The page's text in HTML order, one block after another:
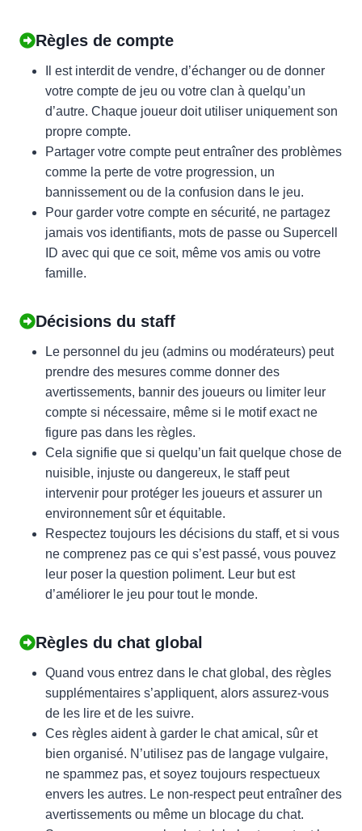
Règles de compte
Il est interdit de vendre, d’échanger ou de donner
votre compte de jeu ou votre clan à quelqu’un
d’autre. Chaque joueur doit utiliser uniquement son
propre compte.
Partager votre compte peut entraîner des problèmes
comme la perte de votre progression, un
bannissement ou de la confusion dans le jeu.
Pour garder votre compte en sécurité, ne partagez
jamais vos identifiants, mots de passe ou Supercell
ID avec qui que ce soit, même vos amis ou votre
famille.
Décisions du staff
Le personnel du jeu (admins ou modérateurs) peut
prendre des mesures comme donner des
avertissements, bannir des joueurs ou limiter leur
compte si nécessaire, même si le motif exact ne
figure pas dans les règles.
Cela signifie que si quelqu’un fait quelque chose de
nuisible, injuste ou dangereux, le staff peut
intervenir pour protéger les joueurs et assurer un
environnement sûr et équitable.
Respectez toujours les décisions du staff, et si vous
ne comprenez pas ce qui s’est passé, vous pouvez
leur poser la question poliment. Leur but est
d’améliorer le jeu pour tout le monde.
Règles du chat global
Quand vous entrez dans le chat global, des règles
supplémentaires s’appliquent, alors assurez-vous
de les lire et de les suivre.
Ces règles aident à garder le chat amical, sûr et
bien organisé. N’utilisez pas de langage vulgaire,
ne spammez pas, et soyez toujours respectueux
envers les autres. Le non-respect peut entraîner des
avertissements ou même un blocage du chat.